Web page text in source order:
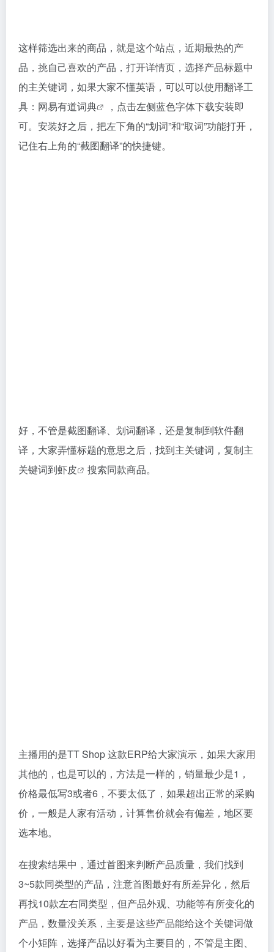
这样筛选出来的商品，就是这个站点，近期最热的产
品，挑自己喜欢的产品，打开详情页，选择产品标题中
的主关键词，如果大家不懂英语，可以可以使用翻译工
具： 网易有道词典
，点击左侧蓝色字体下载安装即
可。安装好之后，把左下角的“划词”和“取词”功能打开，
记住右上角的“截图翻译”的快捷键。
好，不管是截图翻译、划词翻译，还是复制到软件翻
译，大家弄懂标题的意思之后，找到主关键词，复制主
关键词到虾皮 搜索同款商品。
主播用的是TT Shop 这款ERP给大家演示，如果大家用
其他的，也是可以的，方法是一样的，销量最少是1，
价格最低写3或者6，不要太低了，如果超出正常的采购
价，一般是人家有活动，计算售价就会有偏差，地区要
选本地。
在搜索结果中，通过首图来判断产品质量，我们找到
3~5款同类型的产品，注意首图最好有所差异化，然后
再找10款左右同类型，但产品外观、功能等有所变化的
产品，数量没关系，主要是这些产品能给这个关键词做
个小矩阵，选择产品以好看为主要目的，不管是主图、